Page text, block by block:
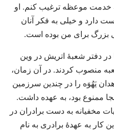
خدمت موعظه ترغیب کنم.‏ او
دارد و خیلی به فکر آنان
برای من بوده است.‏
شد تا در دفتر شعبهٔ اتریش در وین
منصوب کردند.‏ در آن زمان،‏
یَهُوَه را در چندین سرزمین
ممنوع بود،‏ به عهده داشت.‏
مخفیانه به دست برادران در
کار به عهدهٔ برادری به نام